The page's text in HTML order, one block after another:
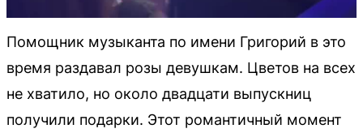
Помощник музыканта по имени Григорий в это
время раздавал розы девушкам. Цветов на всех
не хватило, но около двадцати выпускниц
получили подарки. Этот романтичный момент